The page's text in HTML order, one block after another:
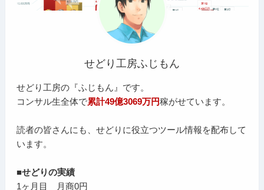
せどり工房ふじもん
せどり工房の『ふじもん』です。
コンサル生全体で累計49億3069万円稼がせています。
読者の皆さんにも、せどりに役立つツール情報を配布して
います。
■せどりの実績
1ヶ月目 月商0円